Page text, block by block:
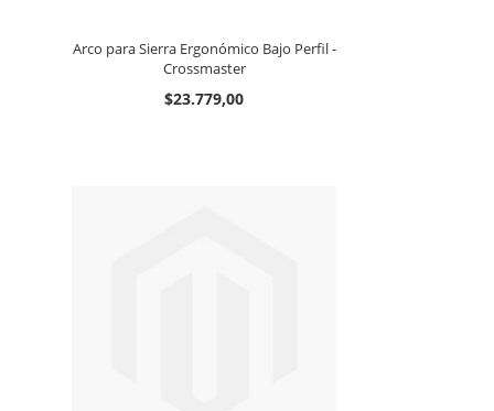
Arco para Sierra Ergonómico Bajo Perfil -
Crossmaster
$23.779,00